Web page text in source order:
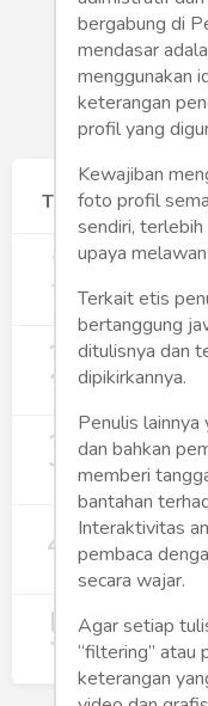
Terpopuler
1 Gerakan
Pondok
Semarang
352
2 MBG dan
Lapangan
3 Peluang
257
4 Rumah
5 Koperasi
Perluas
214
bergabung di
mendasar
menggunakan
keterangan
profil yang
Kewajiban
foto profil
sendiri,
upaya
Terkait etis
bertanggung
ditulisnya dan
dipikirkannya.
Penulis
dan bahkan
memberi
bantahan
Interaktivitas
pembaca
secara wajar.
Agar setiap
“filtering” atau
keterangan